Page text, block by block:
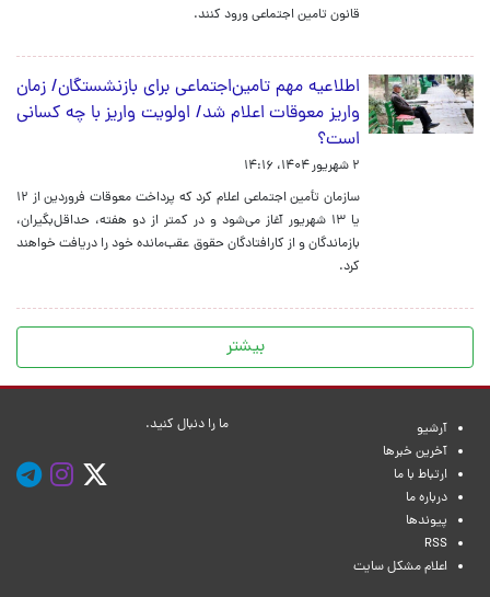
قانون تامین اجتماعی ورود کنند.
اطلاعیه مهم تامین‌اجتماعی برای بازنشستگان/ زمان
واریز معوقات اعلام شد/ اولویت واریز با چه کسانی
است؟
۲ شهریور ۱۴۰۴، ۱۴:۱۶
سازمان تأمین اجتماعی اعلام کرد که پرداخت معوقات فروردین از ۱۲
یا ۱۳ شهریور آغاز می‌شود و در کمتر از دو هفته، حداقل‌بگیران،
بازماندگان و از کارافتادگان حقوق عقب‌مانده خود را دریافت خواهند
کرد.
بیشتر
آرشیو
آخرین خبرها
ارتباط با ما
درباره ما
پیوندها
RSS
اعلام مشکل سایت
ما را دنبال کنید.